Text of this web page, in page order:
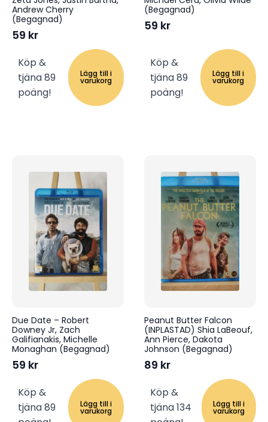
Andrew Cherry
(Begagnad)
59 kr
Köp &
tjäna 89
poäng!
Lägg till i
varukorg
(Begagnad)
59 kr
Köp &
tjäna 89
poäng!
Lägg till i
varukorg
Due Date – Robert
Downey Jr, Zach
Galifianakis, Michelle
Monaghan (Begagnad)
59 kr
Köp &
tjäna 89
Lägg till i
varukorg
Peanut Butter Falcon
(INPLASTAD) Shia LaBeouf,
Ann Pierce, Dakota
Johnson (Begagnad)
89 kr
Köp &
tjäna 134
Lägg till i
varukorg